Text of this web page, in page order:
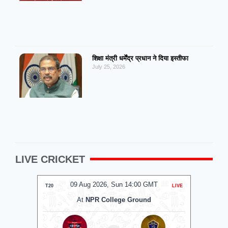
शिक्षा मंत्री धर्मेंद्र प्रधान ने दिया इस्तीफा
July 25, 2026
LIVE CRICKET
09 Aug 2026, Sun 13:30 GMT
T20 LIVE
AtLord's